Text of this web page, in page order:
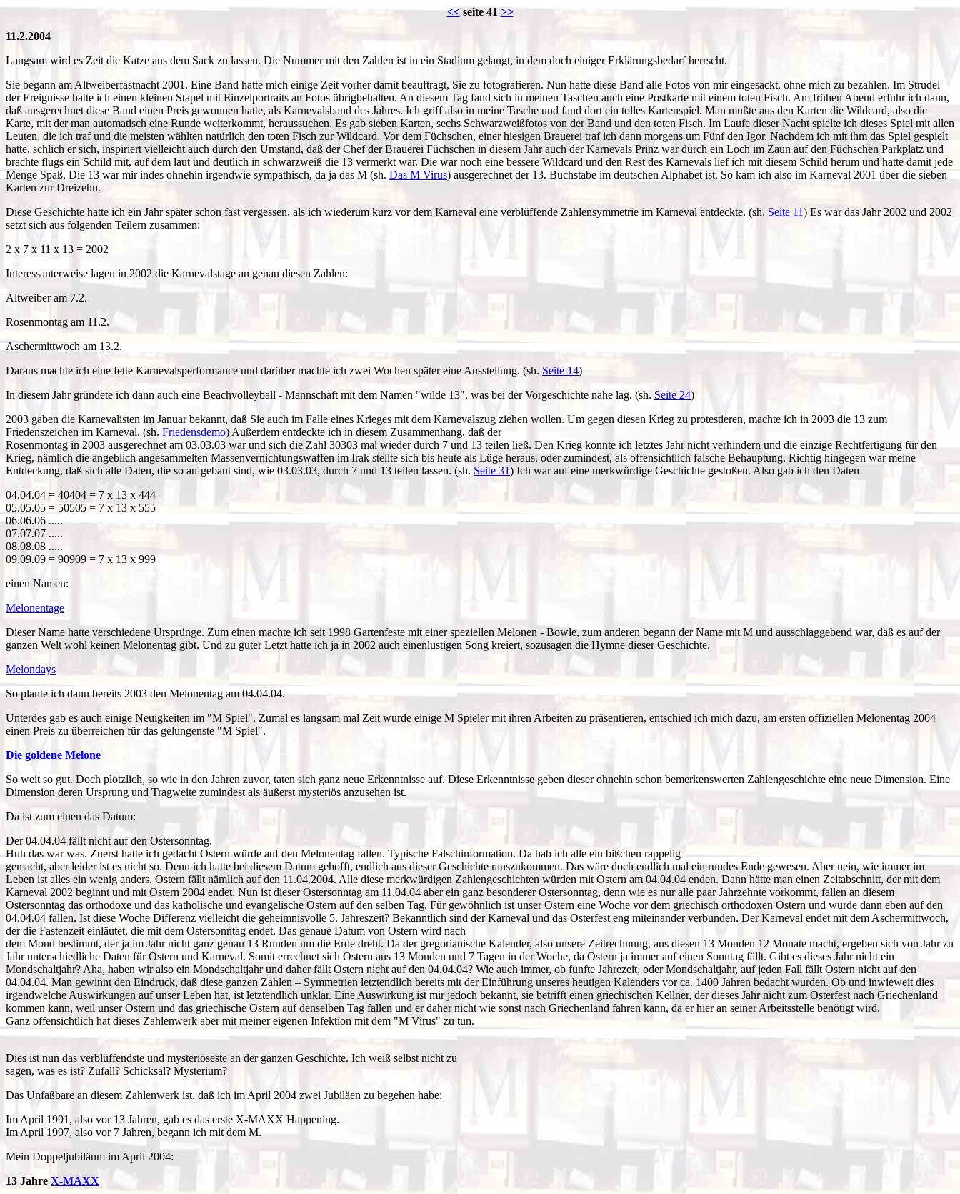
<< seite 41 >>
11.2.2004
Langsam wird es Zeit die Katze aus dem Sack zu lassen. Die Nummer mit den Zahlen ist in ein Stadium gelangt, in dem doch einiger Erklärungsbedarf herrscht.
Sie begann am Altweiberfastnacht 2001. Eine Band hatte mich einige Zeit vorher damit beauftragt, Sie zu fotografieren. Nun hatte diese Band alle Fotos von mir eingesackt, ohne mich zu bezahlen. Im Strudel
der Ereignisse hatte ich einen kleinen Stapel mit Einzelportraits an Fotos übrigbehalten. An diesem Tag fand sich in meinen Taschen auch eine Postkarte mit einem toten Fisch. Am frühen Abend erfuhr ich dann,
daß ausgerechnet diese Band einen Preis gewonnen hatte, als Karnevalsband des Jahres. Ich griff also in meine Tasche und fand dort ein tolles Kartenspiel. Man mußte aus den Karten die Wildcard, also die
Karte, mit der man automatisch eine Runde weiterkommt, heraussuchen. Es gab sieben Karten, sechs Schwarzweißfotos von der Band und den toten Fisch. Im Laufe dieser Nacht spielte ich dieses Spiel mit allen
Leuten, die ich traf und die meisten wählten natürlich den toten Fisch zur Wildcard. Vor dem Füchschen, einer hiesigen Brauerei traf ich dann morgens um Fünf den Igor. Nachdem ich mit ihm das Spiel gespielt
hatte, schlich er sich, inspiriert vielleicht auch durch den Umstand, daß der Chef der Brauerei Füchschen in diesem Jahr auch der Karnevals Prinz war durch ein Loch im Zaun auf den Füchschen Parkplatz und
brachte flugs ein Schild mit, auf dem laut und deutlich in schwarzweiß die 13 vermerkt war. Die war noch eine bessere Wildcard und den Rest des Karnevals lief ich mit diesem Schild herum und hatte damit jede
Menge Spaß. Die 13 war mir indes ohnehin irgendwie sympathisch, da ja das M (sh. Das M Virus) ausgerechnet der 13. Buchstabe im deutschen Alphabet ist. So kam ich also im Karneval 2001 über die sieben
Karten zur Dreizehn.
Diese Geschichte hatte ich ein Jahr später schon fast vergessen, als ich wiederum kurz vor dem Karneval eine verblüffende Zahlensymmetrie im Karneval entdeckte. (sh. Seite 11) Es war das Jahr 2002 und 2002
setzt sich aus folgenden Teilern zusammen:
2 x 7 x 11 x 13 = 2002
Interessanterweise lagen in 2002 die Karnevalstage an genau diesen Zahlen:
Altweiber am 7.2.
Rosenmontag am 11.2.
Aschermittwoch am 13.2.
Daraus machte ich eine fette Karnevalsperformance und darüber machte ich zwei Wochen später eine Ausstellung. (sh. Seite 14)
In diesem Jahr gründete ich dann auch eine Beachvolleyball - Mannschaft mit dem Namen "wilde 13", was bei der Vorgeschichte nahe lag. (sh. Seite 24)
2003 gaben die Karnevalisten im Januar bekannt, daß Sie auch im Falle eines Krieges mit dem Karnevalszug ziehen wollen. Um gegen diesen Krieg zu protestieren, machte ich in 2003 die 13 zum
Friedenszeichen im Karneval. (sh. Friedensdemo) Außerdem entdeckte ich in diesem Zusammenhang, daß der
Rosenmontag in 2003 ausgerechnet am 03.03.03 war und sich die Zahl 30303 mal wieder durch 7 und 13 teilen ließ. Den Krieg konnte ich letztes Jahr nicht verhindern und die einzige Rechtfertigung für den
Krieg, nämlich die angeblich angesammelten Massenvernichtungswaffen im Irak stellte sich bis heute als Lüge heraus, oder zumindest, als offensichtlich falsche Behauptung. Richtig hingegen war meine
Entdeckung, daß sich alle Daten, die so aufgebaut sind, wie 03.03.03, durch 7 und 13 teilen lassen. (sh. Seite 31) Ich war auf eine merkwürdige Geschichte gestoßen. Also gab ich den Daten
04.04.04 = 40404 = 7 x 13 x 444
05.05.05 = 50505 = 7 x 13 x 555
06.06.06 .....
07.07.07 .....
08.08.08 .....
09.09.09 = 90909 = 7 x 13 x 999
einen Namen:
Melonentage
Dieser Name hatte verschiedene Ursprünge. Zum einen machte ich seit 1998 Gartenfeste mit einer speziellen Melonen - Bowle, zum anderen begann der Name mit M und ausschlaggebend war, daß es auf der
ganzen Welt wohl keinen Melonentag gibt. Und zu guter Letzt hatte ich ja in 2002 auch einenlustigen Song kreiert, sozusagen die Hymne dieser Geschichte.
Melondays
So plante ich dann bereits 2003 den Melonentag am 04.04.04.
Unterdes gab es auch einige Neuigkeiten im "M Spiel". Zumal es langsam mal Zeit wurde einige M Spieler mit ihren Arbeiten zu präsentieren, entschied ich mich dazu, am ersten offiziellen Melonentag 2004
einen Preis zu überreichen für das gelungenste "M Spiel".
Die goldene Melone
So weit so gut. Doch plötzlich, so wie in den Jahren zuvor, taten sich ganz neue Erkenntnisse auf. Diese Erkenntnisse geben dieser ohnehin schon bemerkenswerten Zahlengeschichte eine neue Dimension. Eine
Dimension deren Ursprung und Tragweite zumindest als äußerst mysteriös anzusehen ist.
Da ist zum einen das Datum:
Der 04.04.04 fällt nicht auf den Ostersonntag.
Huh das war was. Zuerst hatte ich gedacht Ostern würde auf den Melonentag fallen. Typische Falschinformation. Da hab ich alle ein bißchen rappelig
gemacht, aber leider ist es nicht so. Denn ich hatte bei diesem Datum gehofft, endlich aus dieser Geschichte rauszukommen. Das wäre doch endlich mal ein rundes Ende gewesen. Aber nein, wie immer im
Leben ist alles ein wenig anders. Ostern fällt nämlich auf den 11.04.2004. Alle diese merkwürdigen Zahlengeschichten würden mit Ostern am 04.04.04 enden. Dann hätte man einen Zeitabschnitt, der mit dem
Karneval 2002 beginnt und mit Ostern 2004 endet. Nun ist dieser Ostersonntag am 11.04.04 aber ein ganz besonderer Ostersonntag, denn wie es nur alle paar Jahrzehnte vorkommt, fallen an diesem
Ostersonntag das orthodoxe und das katholische und evangelische Ostern auf den selben Tag. Für gewöhnlich ist unser Ostern eine Woche vor dem griechisch orthodoxen Ostern und würde dann eben auf den
04.04.04 fallen. Ist diese Woche Differenz vielleicht die geheimnisvolle 5. Jahreszeit? Bekanntlich sind der Karneval und das Osterfest eng miteinander verbunden. Der Karneval endet mit dem Aschermittwoch,
der die Fastenzeit einläutet, die mit dem Ostersonntag endet. Das genaue Datum von Ostern wird nach
dem Mond bestimmt, der ja im Jahr nicht ganz genau 13 Runden um die Erde dreht. Da der gregorianische Kalender, also unsere Zeitrechnung, aus diesen 13 Monden 12 Monate macht, ergeben sich von Jahr zu
Jahr unterschiedliche Daten für Ostern und Karneval. Somit errechnet sich Ostern aus 13 Monden und 7 Tagen in der Woche, da Ostern ja immer auf einen Sonntag fällt. Gibt es dieses Jahr nicht ein
Mondschaltjahr? Aha, haben wir also ein Mondschaltjahr und daher fällt Ostern nicht auf den 04.04.04? Wie auch immer, ob fünfte Jahrezeit, oder Mondschaltjahr, auf jeden Fall fällt Ostern nicht auf den
04.04.04. Man gewinnt den Eindruck, daß diese ganzen Zahlen – Symmetrien letztendlich bereits mit der Einführung unseres heutigen Kalenders vor ca. 1400 Jahren bedacht wurden. Ob und inwieweit dies
irgendwelche Auswirkungen auf unser Leben hat, ist letztendlich unklar. Eine Auswirkung ist mir jedoch bekannt, sie betrifft einen griechischen Kellner, der dieses Jahr nicht zum Osterfest nach Griechenland
kommen kann, weil unser Ostern und das griechische Ostern auf denselben Tag fallen und er daher nicht wie sonst nach Griechenland fahren kann, da er hier an seiner Arbeitsstelle benötigt wird.
Ganz offensichtlich hat dieses Zahlenwerk aber mit meiner eigenen Infektion mit dem "M Virus" zu tun.
Dies ist nun das verblüffendste und mysteriöseste an der ganzen Geschichte. Ich weiß selbst nicht zu
sagen, was es ist? Zufall? Schicksal? Mysterium?
Das Unfaßbare an diesem Zahlenwerk ist, daß ich im April 2004 zwei Jubiläen zu begehen habe:
Im April 1991, also vor 13 Jahren, gab es das erste X-MAXX Happening.
Im April 1997, also vor 7 Jahren, begann ich mit dem M.
Mein Doppeljubiläum im April 2004:
13 Jahre X-MAXX